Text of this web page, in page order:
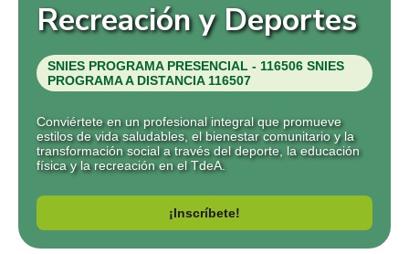
Recreación y Deportes
SNIES PROGRAMA PRESENCIAL - 116506 SNIES
PROGRAMA A DISTANCIA 116507
Conviértete en un profesional integral que promueve
estilos de vida saludables, el bienestar comunitario y la
transformación social a través del deporte, la educación
física y la recreación en el TdeA.
¡Inscríbete!